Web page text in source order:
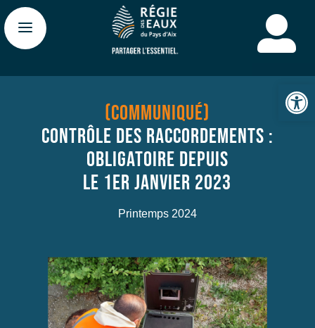

(COMMUNIQUÉ)
CONTRÔLE DES RACCORDEMENTS :
OBLIGATOIRE DEPUIS
LE 1ER JANVIER 2023
Printemps 2024